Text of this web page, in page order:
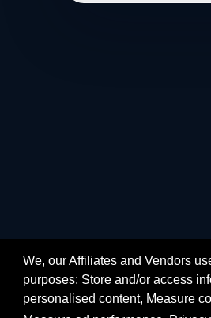
We, our Affiliates and Vendors
purposes: Store and/or access
personalised content, Measure